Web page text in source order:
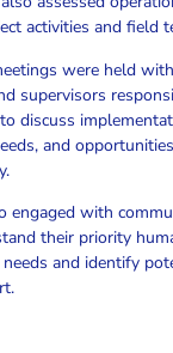
activities and field
were held
supervisors
discuss
and
quality.
engaged with
their priority
and identify